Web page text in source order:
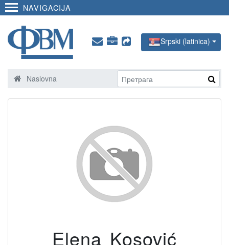
NAVIGACIJA
Srpski (latinica)
Naslovna
Elena Kosović